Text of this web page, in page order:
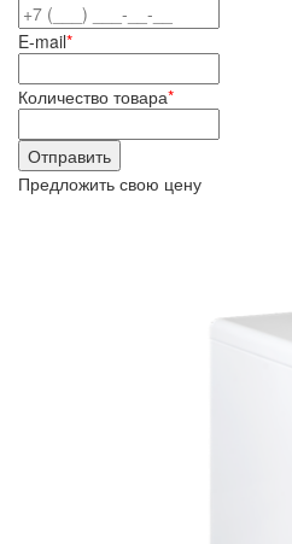
E-mail*
Количество товара*
Предложить свою цену